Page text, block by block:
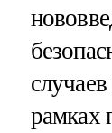
рамках